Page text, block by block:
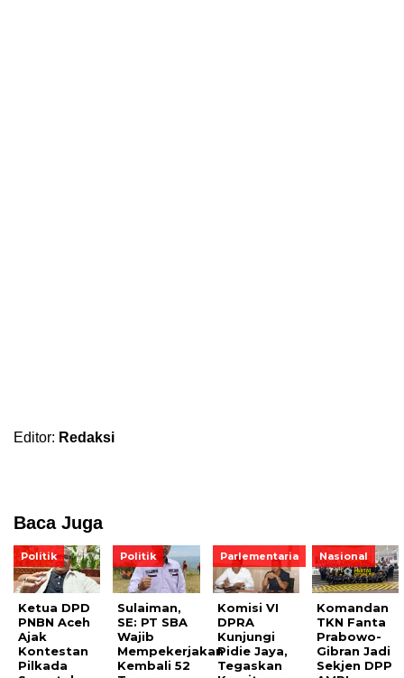
Editor: Redaksi
Baca Juga
Politik
Ketua DPD
PNBN Aceh
Ajak
Kontestan
Pilkada
Politik
Sulaiman,
SE: PT SBA
Wajib
Mempekerjakan
Kembali 52
Parlementaria
Komisi VI
DPRA
Kunjungi
Pidie Jaya,
Tegaskan
Nasional
Komandan
TKN Fanta
Prabowo-
Gibran Jadi
Sekjen DPP